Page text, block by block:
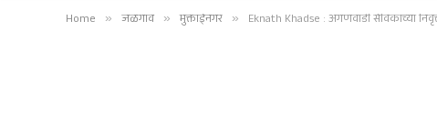
Home » जळगाव » मुक्ताईनगर » Eknath Khadse : अंगणवाडी सेविकांच्या